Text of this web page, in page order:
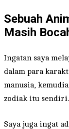
Sebuah
Masih
Ingatan saya
dalam para
manusia,
zodiak itu
Saya juga ingat